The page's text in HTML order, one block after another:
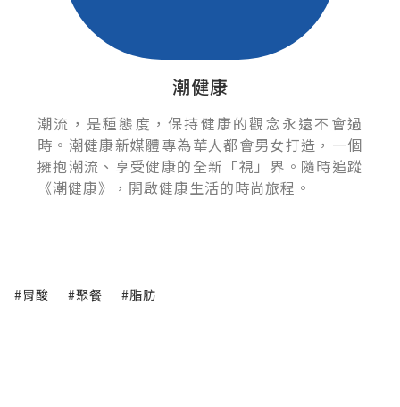
潮健康
潮流，是種態度，保持健康的觀念永遠不會過
時。潮健康新媒體專為華人都會男女打造，一個
擁抱潮流、享受健康的全新「視」界。隨時追蹤
《潮健康》，開啟健康生活的時尚旅程。
#胃酸 #聚餐 #脂肪